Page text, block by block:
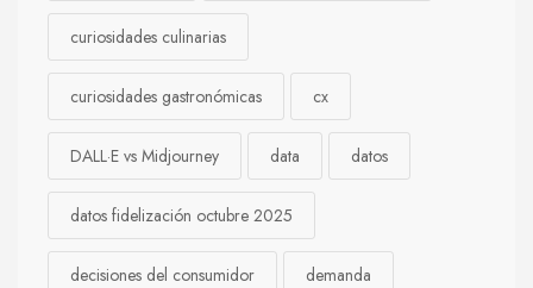
curiosidades culinarias
curiosidades gastronómicas cx
DALL·E vs Midjourney data datos
datos fidelización octubre 2025
decisiones del consumidor demanda